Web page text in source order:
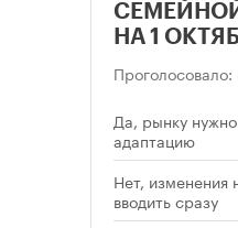
НА 1
Да, рынку
адаптацию
Нет, изменения
вводить сразу